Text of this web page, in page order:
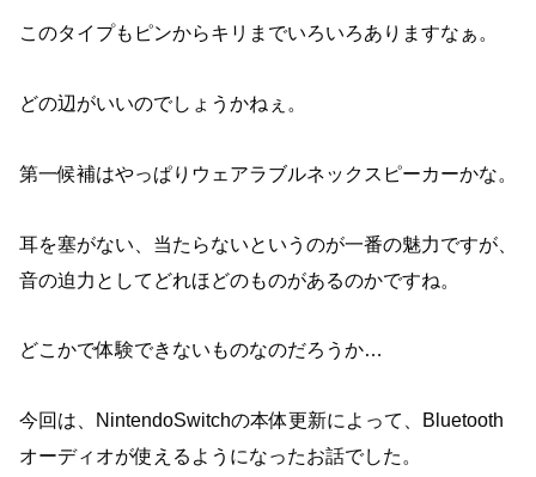
このタイプもピンからキリまでいろいろありますなぁ。
どの辺がいいのでしょうかねぇ。
第一候補はやっぱりウェアラブルネックスピーカーかな。
耳を塞がない、当たらないというのが一番の魅力ですが、
音の迫力としてどれほどのものがあるのかですね。
どこかで体験できないものなのだろうか…
今回は、NintendoSwitchの本体更新によって、Bluetooth
オーディオが使えるようになったお話でした。